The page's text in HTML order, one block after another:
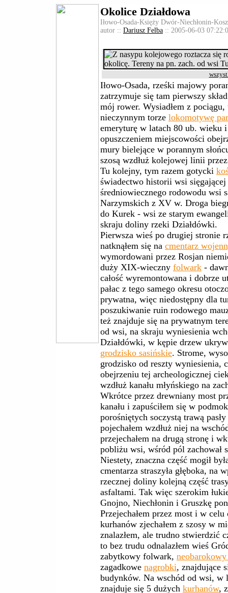
Okolice Działdowa
Iłowo-Osada-Księży Dwór-Niechłonin-
autor :: Dariusz Felba :: 2005-06-03
Iłowo-Osada, rześki majowy
zatrzymuje się tam pierwszy
mój rower. Wysiadłem z pociągu,
nieczynnym torze lokomotywę
emeryturę w latach 80 ub. wieku
opuszczeniem miejscowości
mury bielejące w porannym
szosą wzdłuż kolejowej linii
Tu kolejny, tym razem gotycki
świadectwo historii wsi
średniowiecznego rodowodu wsi
Narzymskich z XV w. Droga
do Kurek - wsi ze starym
skraju doliny rzeki Działdówki.
Pierwsza wieś po drugiej stronie
natknąłem się na cmentarz
wymordowani przez Rosjan
duży XIX-wieczny folwark -
całość wyremontowana i dobrze
pałac z tego samego okresu
prywatna, więc niedostępny dla
poszukiwanie ruin rodowego
też znajduje się na prywatnym
od wsi, na skraju wyniesienia
Działdówki, w kępie drzew
grodzisko sasińskie. Strome,
grodzisko od reszty wyniesienia,
obejrzeniu tej archeologicznej
wzdłuż kanału młyńskiego na
Wkrótce przez drewniany most
kanału i zapuściłem się w
porośniętych soczystą trawą
pojechałem wzdłuż niej na
przejechałem na drugą stronę i
pobliżu wsi, wśród pól zachował
Niestety, znaczna część mogił
cmentarza straszyła głęboka, na
rzecznej doliny kolejną część
asfaltami. Tak więc szerokim
Gnojno, Niechłonin i Gruszkę
Przejechałem przez most i w
kurhanów zjechałem z szosy w
znalazłem, ale trudno stwierdzić
to bez trudu odnalazłem wieś
zabytkowy folwark, neobarokowy
zagadkowe nagrobki, znajdujące
budynków. Na wschód od wsi, w
znajduje się 5 dużych kurhanów,